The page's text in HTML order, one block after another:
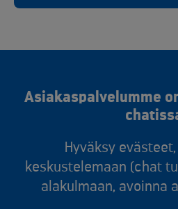
Asiakaspalvelumme
Hyväksy
keskustelemaan (chat
alakulmaan, avoinna